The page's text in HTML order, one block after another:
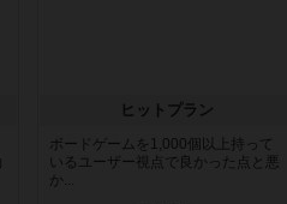
ヒットプラン
ボードゲームを1,000個以上持って
いるユーザー視点で良かった点と悪
か...